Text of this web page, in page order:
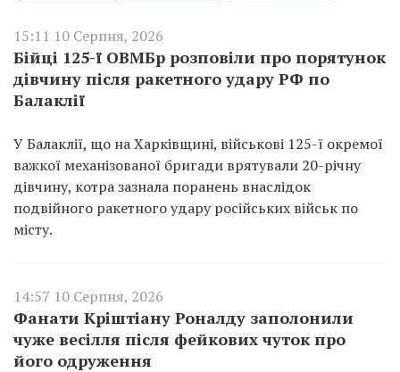
15:11 10 Серпня, 2026
Бійці 125-ї ОВМБр розповіли про порятунок
дівчину після ракетного удару РФ по
Балаклії
У Балаклії, що на Харківщині, військові 125-ї окремої
важкої механізованої бригади врятували 20-річну
дівчину, котра зазнала поранень внаслідок
подвійного ракетного удару російських військ по
місту.
14:57 10 Серпня, 2026
Фанати Кріштіану Роналду заполонили
чуже весілля після фейкових чуток про
його одруження